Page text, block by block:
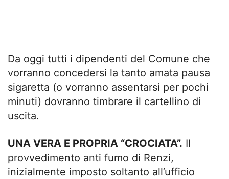
Da oggi tutti i dipendenti del Comune che
vorranno concedersi la tanto amata pausa
sigaretta (o vorranno assentarsi per pochi
minuti) dovranno timbrare il cartellino di
uscita.
UNA VERA E PROPRIA “CROCIATA”. Il
provvedimento anti fumo di Renzi,
inizialmente imposto soltanto all’ufficio